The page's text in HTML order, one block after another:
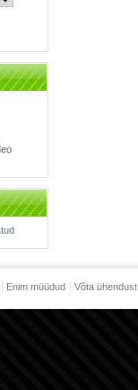
Enim müüdud Võta ühendust